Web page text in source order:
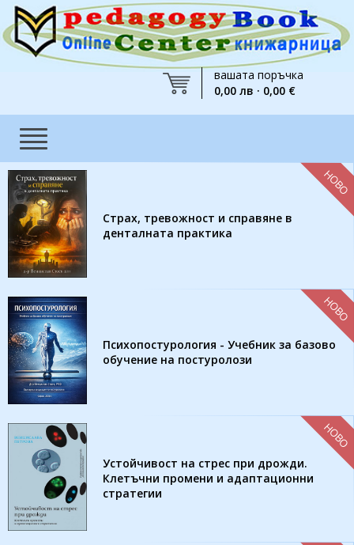
вашата поръчка
0,00 лв · 0,00 €
Страх, тревожност и справяне в
денталната практика
НОВО
Психопостурология - Учебник за базово
обучение на постуролози
НОВО
Устойчивост на стрес при дрожди.
Клетъчни промени и адаптационни
стратегии
НОВО